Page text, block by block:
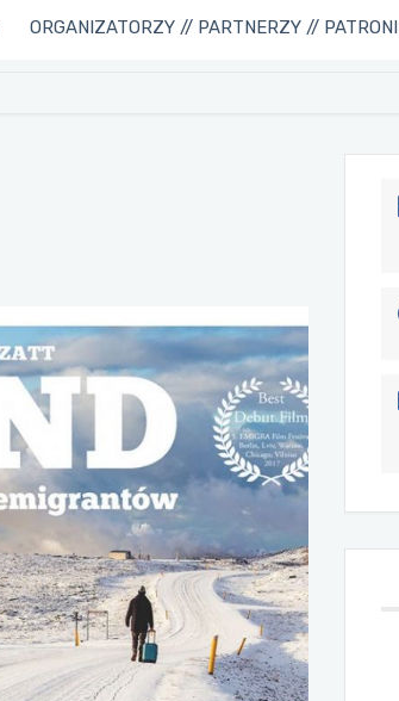
ORGANIZATORZY // PARTNERZY // PATRONI